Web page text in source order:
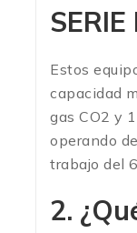
SERIE
Estos
capacidad
gas CO2 y
operando
trabajo del
2.